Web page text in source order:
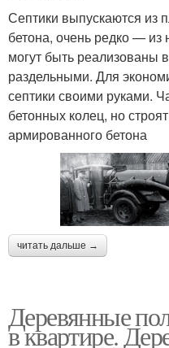
Септики выпускаются из
бетона, очень редко —
могут быть реализованы
раздельными. Для
септики своими руками.
бетонных колец, но
армированного бетона
читать дальше →
Деревянные
в квартире.